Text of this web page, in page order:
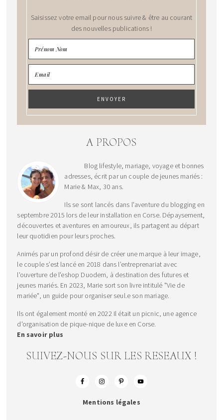
Saisissez votre email pour nous suivre & être au courant
des nouvelles publications !
A PROPOS
Blog lifestyle, mariage, voyage et bonnes
adresses, écrit par un couple de jeunes mariés :
Marie & Max, 30 ans.
Ils se sont lancés dans l'aventure du blogging en
septembre 2015 lors de leur installation en Corse. Dépaysement,
découvertes et aventures en amoureux, ils partagent au départ
leur quotidien pour leurs proches.
Animés par un profond désir de créer une marque à leur image,
le couple s’est lancé en 2018 dans l’entreprenariat avec
l'ouverture de l'eshop Duodem, à destination des futures et
jeunes mariés. En 2023, Marie sort son livre intitulé "Vie de
mariée", un guide pour organiser seul.e son mariage.
Ils ont également monté en 2022 Il était un picnic, une agence
d'organisation de pique-nique de luxe en Corse.
En savoir plus
SUIVEZ-NOUS SUR LES RESEAUX !
Mentions légales